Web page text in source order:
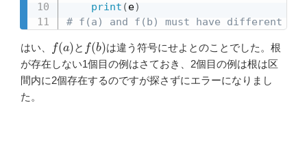
print (e)
# f(a) and f(b) must have different
はい、 (a と f(b) は違う符号にせよとのことでした。根
が存在しない1個目の例はさておき、2個目の例は根は区
間内に2個存在するのですが探さずにエラーになりまし
た。